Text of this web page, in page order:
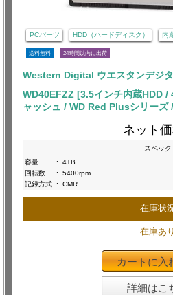
PCパーツ HDD（ハードディスク） 内
送料無料 24時間以内に出荷
Western Digital ウエスタンデジ
WD40EFZZ [3.5インチ内蔵HDD
ャッシュ / WD Red Plusシリーズ
ネット価
スペック
容量
:
4TB
回転数
:
5400rpm
記録方式 : CMR
在庫状
在庫あり
カートに入
詳細はこ